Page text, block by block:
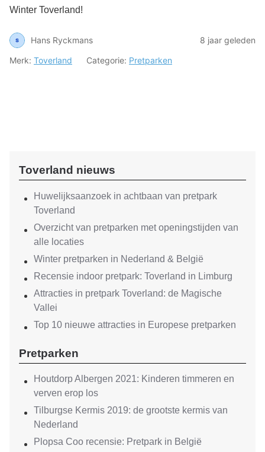
Winter Toverland!
Hans Ryckmans
8 jaar geleden
Merk: Toverland Categorie: Pretparken
Toverland nieuws
Huwelijksaanzoek in achtbaan van pretpark
Toverland
Overzicht van pretparken met openingstijden van
alle locaties
Winter pretparken in Nederland & België
Recensie indoor pretpark: Toverland in Limburg
Attracties in pretpark Toverland: de Magische
Vallei
Top 10 nieuwe attracties in Europese pretparken
Pretparken
Houtdorp Albergen 2021: Kinderen timmeren en
verven erop los
Tilburgse Kermis 2019: de grootste kermis van
Nederland
Plopsa Coo recensie: Pretpark in België